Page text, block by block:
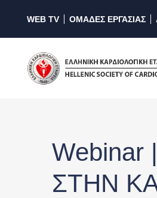
WEB TV ΟΜΑΔΕΣ ΕΡΓΑΣΙΑΣ
ΣΤΗΝ